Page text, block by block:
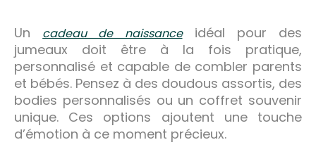
Un cadeau de naissanceidéal pour des
jumeaux doit être à la fois pratique,
personnalisé et capable de combler parents
et bébés. Pensez à des doudous assortis, des
bodies personnalisés ou un coffret souvenir
unique. Ces options ajoutent une touche
d’émotion à ce moment précieux.